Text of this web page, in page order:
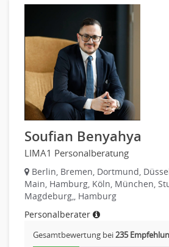
PR, Unternehmenskommunikation
Produktmanagement
Strategisches Marketing
Vertriebsmarketing
Human Resources
Personal Leitung, Teamleitung
rec2rec
Recruiting, Personalmarketing
Referent
Anwaltschaft
Justiziariat, Rechtsabteilung
Notar-, Justizfachangestellter,
Notariat
Richter, Justizbeamte
Analyst
Telekommunikation
Textilien & Bekleidung
Transport & Logistik
Unternehmensberatung
Versicherungen
Soufian Benyahya
LIMA1 Personalberatung
Berlin, Bremen, Dortmund,
Main, Hamburg, Köln, München,
Magdeburg,, Hamburg
Personalberater
Gesamtbewertung bei235